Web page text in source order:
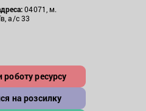
04071, м.
а/с 33
ресурсу
на розсилку